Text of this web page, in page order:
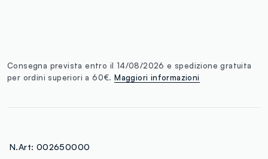
Consegna prevista entro il 14/08/2026 e spedizione gratuita
per ordini superiori a 60€.Maggiori informazioni
N.Art: 002650000